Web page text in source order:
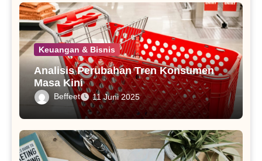
Keuangan & Bisnis
Analisis Perubahan Tren Konsumen
Masa Kini
Beffeet 11 Juni 2025